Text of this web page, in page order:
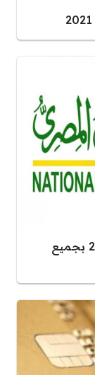
مواعيد عمل البنك الأهلي المصري 2026 بجميع